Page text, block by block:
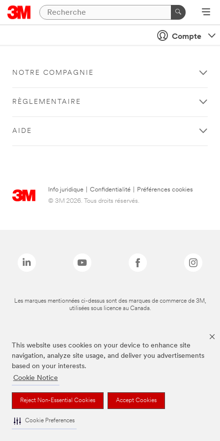
This website uses cookies on your device to enhance site
navigation, analyze site usage, and deliver you advertisements
based on your interests.
Cookie Notice
Reject Non-Essential Cookies Accept Cookies
Cookie Preferences
Compte
NOTRE COMPAGNIE
RÈGLEMENTAIRE
AIDE
Info juridique Confidentialité
Préférences cookies
© 3M 2026. Tous droits réservés.
Les marques mentionnées ci-dessus sont des marques de commerce de 3M,
utilisées sous licence au Canada.